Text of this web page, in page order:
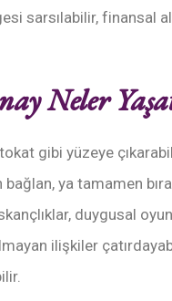
sarsılabilir, finansal
Neler
gibi yüzeye
ya tamamen
duygusal
ilişkiler